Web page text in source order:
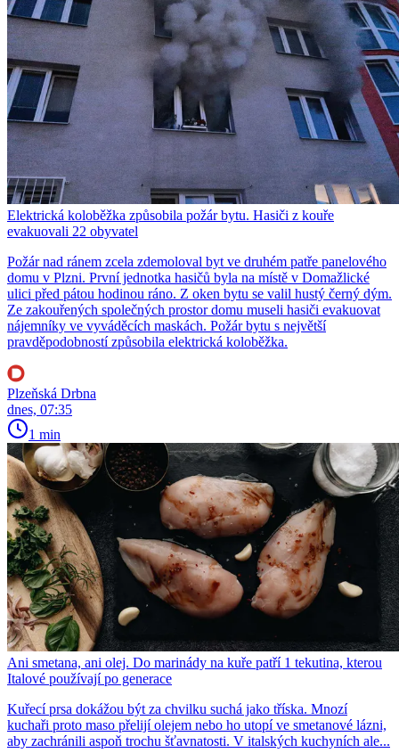
Elektrická koloběžka způsobila požár bytu. Hasiči z kouře
evakuovali 22 obyvatel
Požár nad ránem zcela zdemoloval byt ve druhém patře panelového
domu v Plzni. První jednotka hasičů byla na místě v Domažlické
ulici před pátou hodinou ráno. Z oken bytu se valil hustý černý dým.
Ze zakouřených společných prostor domu museli hasiči evakuovat
nájemníky ve vyváděcích maskách. Požár bytu s největší
pravděpodobností způsobila elektrická koloběžka.
Plzeňská Drbna
dnes, 07:35
1 min
Ani smetana, ani olej. Do marinády na kuře patří 1 tekutina, kterou
Italové používají po generace
Kuřecí prsa dokážou být za chvilku suchá jako tříska. Mnozí
kuchaři proto maso přelijí olejem nebo ho utopí ve smetanové lázni,
aby zachránili aspoň trochu šťavnatosti. V italských kuchyních ale...